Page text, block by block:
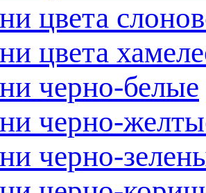
цвета
цвета
черно-белые
черно-
черно-